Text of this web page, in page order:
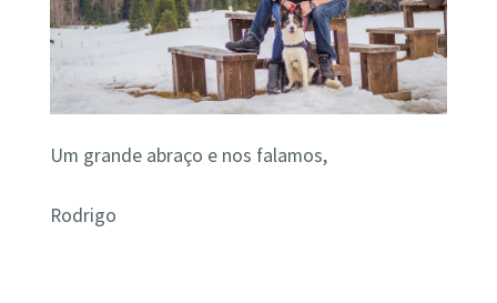
Um grande abraço e nos falamos,
Rodrigo